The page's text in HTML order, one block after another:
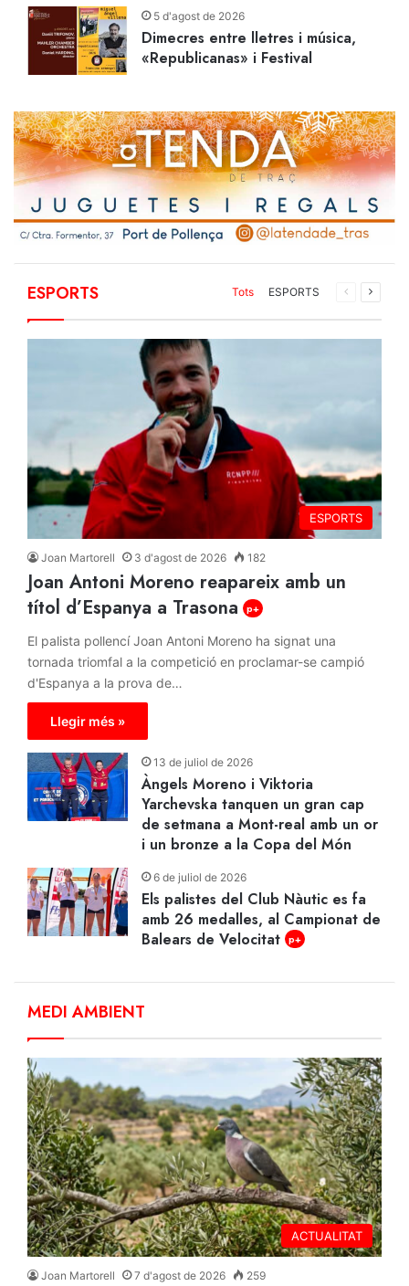
5 d'agost de 2026
Dimecres entre lletres i música,
«Republicanas» i Festival
ESPORTS Tots ESPORTS
ESPORTS
Joan Martorell 3 d'agost de 2026 182
Joan Antoni Moreno reapareix amb un
títol d’Espanya a Trasona
p+
El palista pollencí Joan Antoni Moreno ha signat una
tornada triomfal a la competició en proclamar-se campió
d'Espanya a la prova de…
Llegir més »
13 de juliol de 2026
Àngels Moreno i Viktoria
Yarchevska tanquen un gran cap
de setmana a Mont-real amb un or
i un bronze a la Copa del Món
6 de juliol de 2026
Els palistes del Club Nàutic es fa
amb 26 medalles, al Campionat de
Balears de Velocitat p+
MEDI AMBIENT
ACTUALITAT
Joan Martorell 7 d'agost de 2026 259